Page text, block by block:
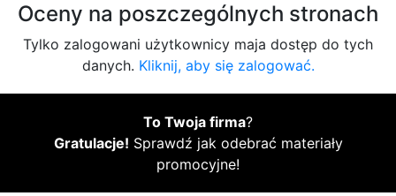
Oceny na poszczególnych stronach
Tylko zalogowani użytkownicy maja dostęp do tych
danych. Kliknij, aby się zalogować.
To Twoja firma?
Gratulacje! Sprawdź jak odebrać materiały
promocyjne!